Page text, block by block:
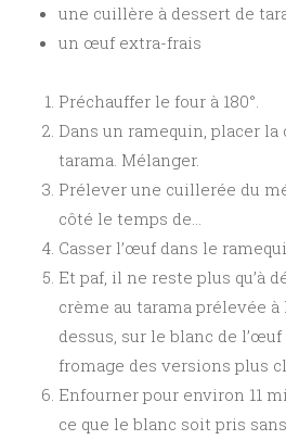
une cuillère à dessert de
un œuf extra-frais
Préchauffer le four à 180°.
Dans un ramequin, placer
tarama. Mélanger.
Prélever une cuillerée du
côté le temps de…
Casser l’œuf dans le
Et paf, il ne reste plus qu’à
crème au tarama prélevée à
dessus, sur le blanc de
fromage des versions plus
Enfourner pour environ 11
ce que le blanc soit pris